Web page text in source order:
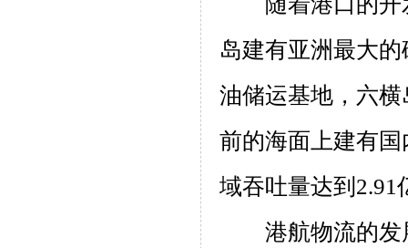
岛建有亚洲最大
油储运基地，六
前的海面上建有
域吞吐量达到 2.91
港航物流的